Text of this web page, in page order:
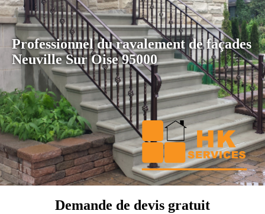
Professionnel du ravalement de façades
Neuville Sur Oise 95000
Demande de devis gratuit